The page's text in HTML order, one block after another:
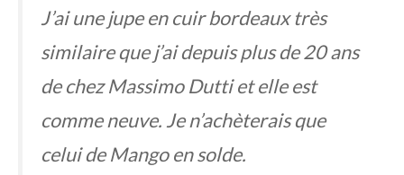
J’ai une jupe en cuir bordeaux très
similaire que j’ai depuis plus de 20 ans
de chez Massimo Dutti et elle est
comme neuve. Je n’achèterais que
celui de Mango en solde.